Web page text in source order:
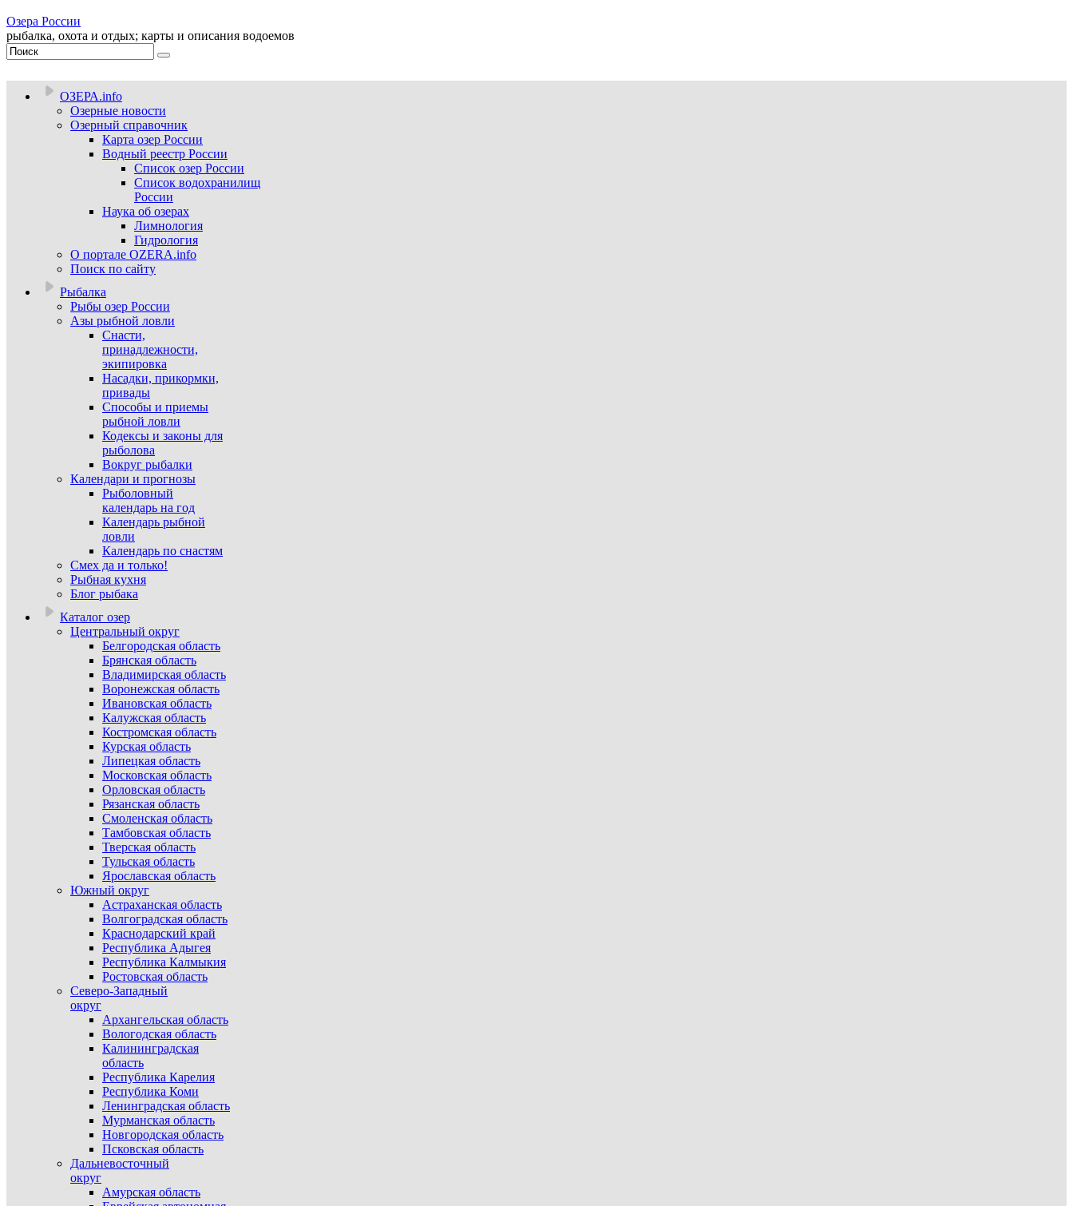
Озера России
рыбалка, охота и отдых; карты и описания водоемов
ОЗЕРА.info
Озерные новости
Озерный справочник
Карта озер России
Водный реестр России
Список озер России
Список водохранилищ
России
Наука об озерах
Лимнология
Гидрология
О портале OZERA.info
Поиск по сайту
Рыбалка
Рыбы озер России
Азы рыбной ловли
Снасти,
принадлежности,
экипировка
Насадки, прикормки,
привады
Способы и приемы
рыбной ловли
Кодексы и законы для
рыболова
Вокруг рыбалки
Календари и прогнозы
Рыболовный
календарь на год
Календарь рыбной
ловли
Календарь по снастям
Смех да и только!
Рыбная кухня
Блог рыбака
Каталог озер
Центральный округ
Белгородская область
Брянская область
Владимирская область
Воронежская область
Ивановская область
Калужская область
Костромская область
Курская область
Липецкая область
Московская область
Орловская область
Рязанская область
Смоленская область
Тамбовская область
Тверская область
Тульская область
Ярославская область
Южный округ
Астраханская область
Волгоградская область
Краснодарский край
Республика Адыгея
Республика Калмыкия
Ростовская область
Северо-Западный
округ
Архангельская область
Вологодская область
Калининградская
область
Республика Карелия
Республика Коми
Ленинградская область
Мурманская область
Новгородская область
Псковская область
Дальневосточный
округ
Амурская область